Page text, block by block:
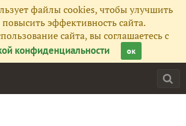
файлы cookies, чтобы улучшить
эффективность сайта.
сайта, вы соглашаетесь с
конфиденциальности
ок